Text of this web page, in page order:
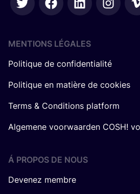
MENTIONS LÉGALES
Politique de confidentialité
Politique en matière de cookies
Terms & Conditions platform
Algemene voorwaarden COSH!
Á PROPOS DE NOUS
Devenez membre